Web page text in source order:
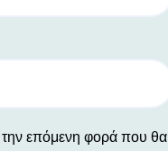
την επόμενη φορά που θα